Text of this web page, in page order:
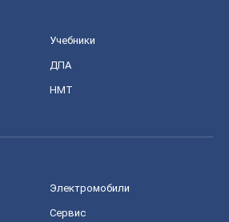
Учебники
ДПА
НМТ
Электромобили
Сервис